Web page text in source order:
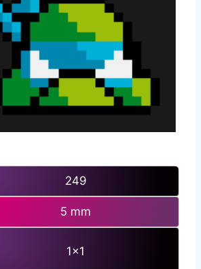
249
5 mm
1×1